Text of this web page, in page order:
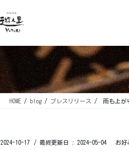
HOME blog プレスリリース 雨も上が
2024-10-17 / 最終更新日 : 2024-05-04 お好